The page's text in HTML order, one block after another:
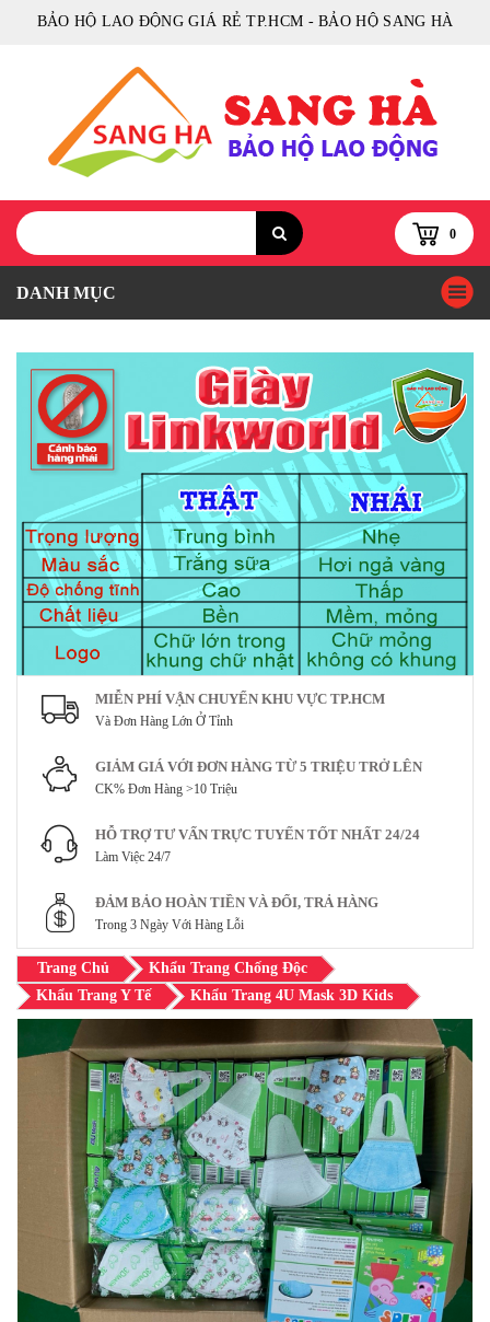
BẢO HỘ LAO ĐỘNG GIÁ RẺ TP.HCM - BẢO HỘ SANG HÀ
0
DANH MỤC
MIỄN PHÍ VẬN CHUYỂN KHU VỰC TP.HCM
Và Đơn Hàng Lớn Ở Tỉnh
GIẢM GIÁ VỚI ĐƠN HÀNG TỪ 5 TRIỆU TRỞ LÊN
CK% Đơn Hàng >10 Triệu
HỖ TRỢ TƯ VẤN TRỰC TUYẾN TỐT NHẤT 24/24
Làm Việc 24/7
ĐẢM BẢO HOÀN TIỀN VÀ ĐỔI, TRẢ HÀNG
Trong 3 Ngày Với Hàng Lỗi
Trang Chủ
Khẩu Trang Chống Độc
Khẩu Trang Y Tế
Khẩu Trang 4U Mask 3D Kids